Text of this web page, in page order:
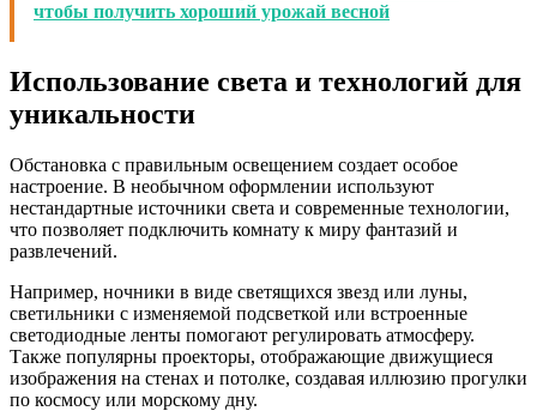
чтобы получить хороший урожай весной
Использование света и технологий для
уникальности
Обстановка с правильным освещением создает особое
настроение. В необычном оформлении используют
нестандартные источники света и современные технологии,
что позволяет подключить комнату к миру фантазий и
развлечений.
Например, ночники в виде светящихся звезд или луны,
светильники с изменяемой подсветкой или встроенные
светодиодные ленты помогают регулировать атмосферу.
Также популярны проекторы, отображающие движущиеся
изображения на стенах и потолке, создавая иллюзию прогулки
по космосу или морскому дну.